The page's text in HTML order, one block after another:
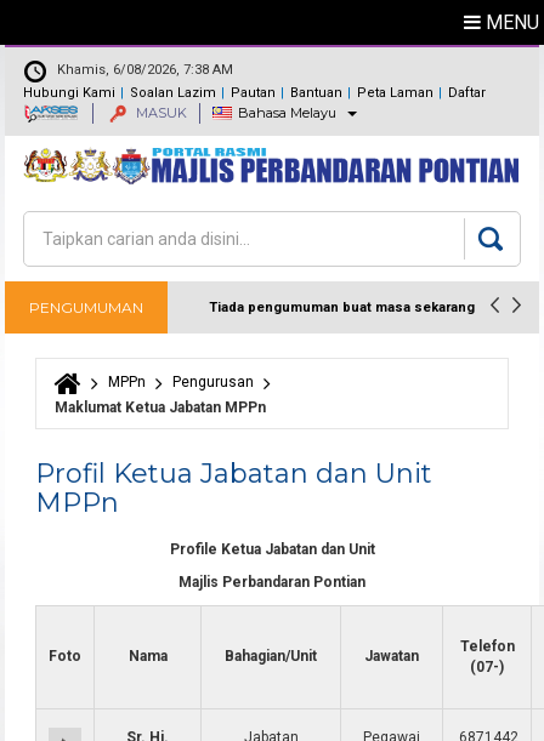
MENU
Khamis, 6/08/2026, 7:38 AM
Hubungi Kami
Direktori
Soalan Lazim Pautan Bantuan Peta Laman Daftar
MASUK Bahasa Melayu
Borang carian
PENGUMUMAN Tiada pengumuman buat masa sekarang
Anda di sini
MPPn
Pengurusan
Maklumat Ketua Jabatan MPPn
Profil Ketua Jabatan dan Unit
MPPn
Profile Ketua Jabatan dan Unit
Majlis Perbandaran Pontian
Foto Nama Bahagian/Unit Jawatan
Telefon
(07-)
Sr. Hj.
Jabatan
Pegawai
6871442